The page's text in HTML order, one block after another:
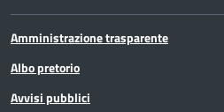
Amministrazione trasparente
Albo pretorio
Avvisi pubblici